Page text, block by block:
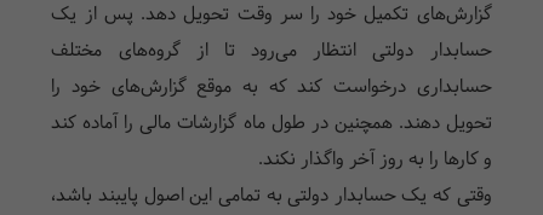
گزارش‌های تکمیل خود را سر وقت تحویل دهد. پس از یک
حسابدار دولتی انتظار می‌رود تا از گروه‌های مختلف
حسابداری درخواست کند که به موقع گزارش‌های خود را
تحویل دهند. همچنین در طول ماه گزارشات مالی را آماده کند
و کار‌ها را به روز آخر واگذار نکند.
وقتی که یک حسابدار دولتی به تمامی این اصول پایبند باشد،